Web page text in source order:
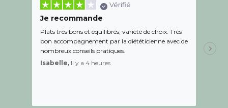
Vérifié
Je recommande
Plats très bons et équilibrés, variété de choix. Très
bon accompagnement par la diététicienne avec de
nombreux conseils pratiques.
Isabelle, Il y a 4 heures
de l
aidé